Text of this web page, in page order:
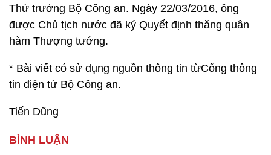
Thứ trưởng Bộ Công an. Ngày 22/03/2016, ông
được Chủ tịch nước đã ký Quyết định thăng quân
hàm Thượng tướng.
* Bài viết có sử dụng nguồn thông tin từCổng thông
tin điện tử Bộ Công an.
Tiến Dũng